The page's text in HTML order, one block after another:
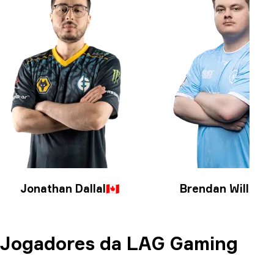
Jonathan Dallal🇨🇦 Brendan Williams
Jogadores da LAG Gaming